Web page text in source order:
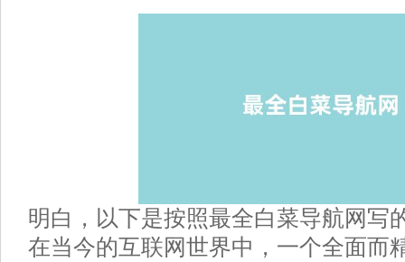
明白，以下是按照最全白菜导航网写
在当今的互联网世界中，一个全面而